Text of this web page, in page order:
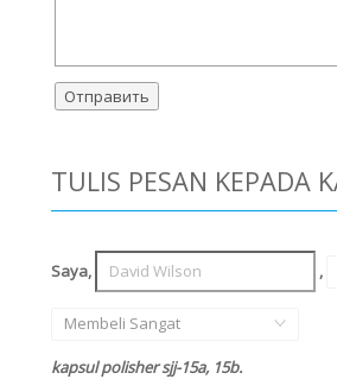
TULIS PESAN KEPADA
Saya, ,
Membeli Sangat
kapsul polisher sjj-15a, 15b.